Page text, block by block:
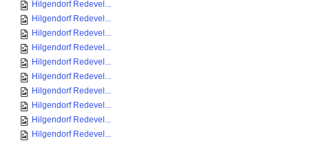
Hilgendorf Redevel...
Hilgendorf Redevel...
Hilgendorf Redevel...
Hilgendorf Redevel...
Hilgendorf Redevel...
Hilgendorf Redevel...
Hilgendorf Redevel...
Hilgendorf Redevel...
Hilgendorf Redevel...
Hilgendorf Redevel...